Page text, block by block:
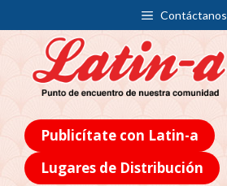
Contáctanos
Publicítate con Latin-a
Lugares de Distribución